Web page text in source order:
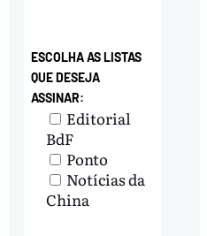
ESCOLHA AS LISTAS
QUE DESEJA
ASSINAR:
Editorial
BdF
Ponto
Notícias da
China